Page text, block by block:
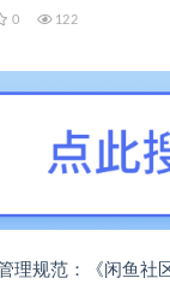
0 122
理规范：《闲鱼社